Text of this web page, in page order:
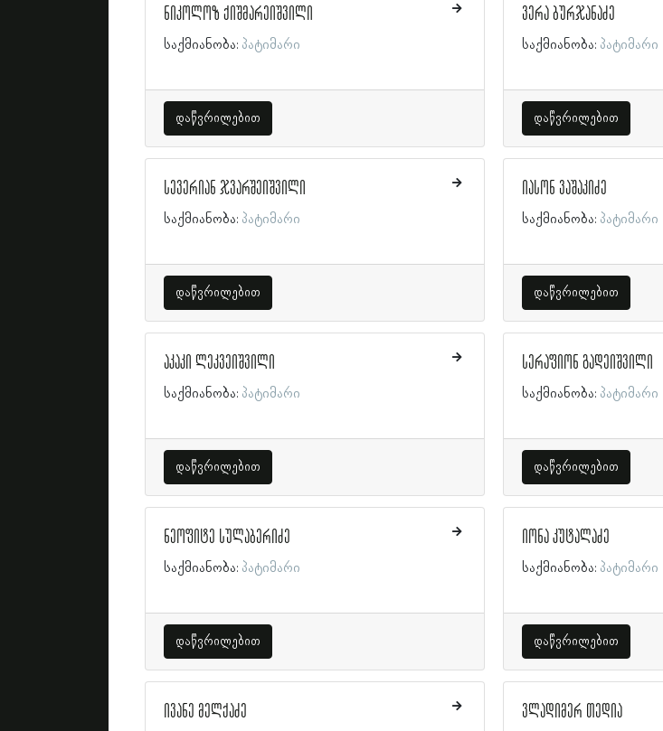
ნიკოლოზ ქიშმარეიშვილი
საქმიანობა: პატიმარი
დაწვრილებით
სევერიან ჯვარშეიშვილი
საქმიანობა: პატიმარი
დაწვრილებით
აკაკი ლეკვეიშვილი
საქმიანობა: პატიმარი
დაწვრილებით
ნეოფიტე სულაბერიძე
საქმიანობა: პატიმარი
დაწვრილებით
ივანე მელქაძე
ვერა ბურჯანაძე
საქმიანობა: პატიმარი
დაწვრილებით
იასონ ვაშაკიძე
საქმიანობა: პატიმარი
დაწვრილებით
სერაფიონ გადეიშვილი
საქმიანობა: პატიმარი
დაწვრილებით
იონა კუტალაძე
საქმიანობა: პატიმარი
დაწვრილებით
ვლადიმერ თედია